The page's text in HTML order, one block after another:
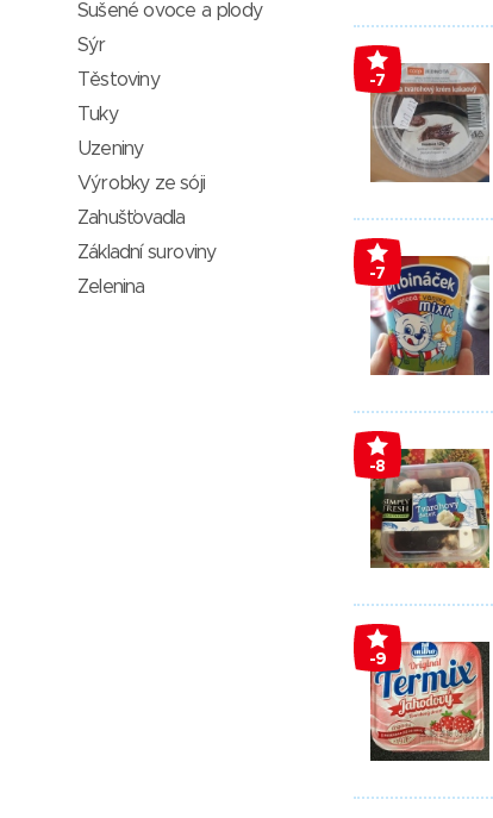
-7
-7
-8
-9
Sušené ovoce a plody
Sýr
Těstoviny
Tuky
Uzeniny
Výrobky ze sóji
Zahušťovadla
Základní suroviny
Zelenina